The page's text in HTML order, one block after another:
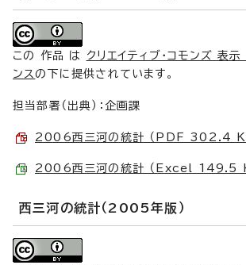
この 作品 は クリエイティブ・コモンズ 表
ンスの下に提供されています。
担当部署（出典）：企画課
2006西三河の統計 （PDF 302.4
2006西三河の統計 （Excel 149.5
西三河の統計（2005年版）